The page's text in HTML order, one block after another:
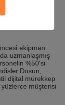
ekipman
uzmanlaşmış
%50'si
dijital mürekkep
müşterisi